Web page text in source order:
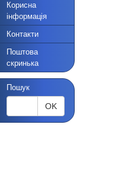
Корисна
інформація
Контакти
Поштова
скринька
Пошук
OK